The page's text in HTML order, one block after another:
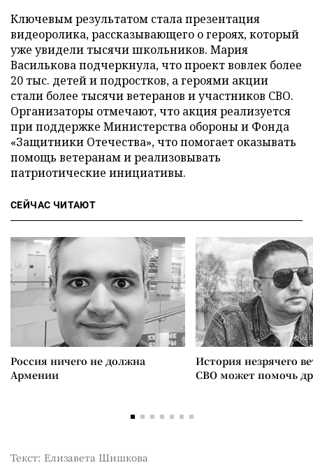
Ключевым результатом стала презентация
видеоролика, рассказывающего о героях, который
уже увидели тысячи школьников. Мария
Василькова подчеркнула, что проект вовлек более
20 тыс. детей и подростков, а героями акции
стали более тысячи ветеранов и участников СВО.
Организаторы отмечают, что акция реализуется
при поддержке Министерства обороны и Фонда
«Защитники Отечества», что помогает оказывать
помощь ветеранам и реализовывать
патриотические инициативы.
СЕЙЧАС ЧИТАЮТ
Россия ничего не должна
Армении
История незрячего
СВО может помочь
Текст: Елизавета Шишкова